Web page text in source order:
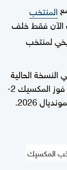
المنتخب
بفارق 5 أهداف الآن فقط خلف
لمنتخب
النسخة الحالية
لكأس العالم، بعدما سبق أن أحرز هدفا خلال فوز المكسيك 2-
المكسيك